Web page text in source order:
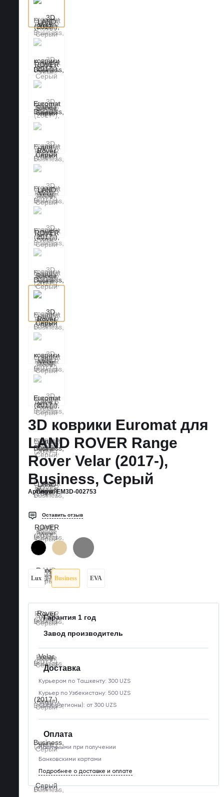
3D коврики Euromat для
LAND ROVER Range
Rover Velar (2017-),
Business, Серый
Артикул:EM3D-002753
Оставить отзыв
Lux Business EVA
Гарантия 1 год
Завод производитель
Доставка
Курьером по Ташкенту: 300 UZS
Курьер по Узбекистану: 500 UZS
CDEK (Регионы): от 300 UZS
Оплата
Наличными при получении
Банковскими картами
Подробнее о доставке и оплате